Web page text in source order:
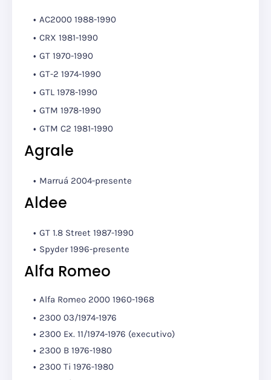
AC2000 1988-1990
CRX 1981-1990
GT 1970-1990
GT-2 1974-1990
GTL 1978-1990
GTM 1978-1990
GTM C2 1981-1990
Agrale
Marruá 2004-presente
Aldee
GT 1.8 Street 1987-1990
Spyder 1996-presente
Alfa Romeo
Alfa Romeo 2000 1960-1968
2300 03/1974-1976
2300 Ex. 11/1974-1976 (executivo)
2300 B 1976-1980
2300 Ti 1976-1980